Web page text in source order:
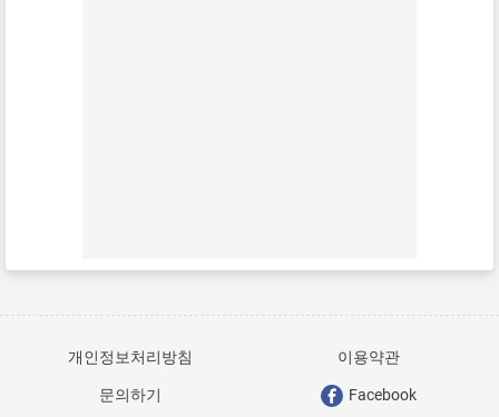
개인정보처리방침 이용약관
문의하기 Facebook